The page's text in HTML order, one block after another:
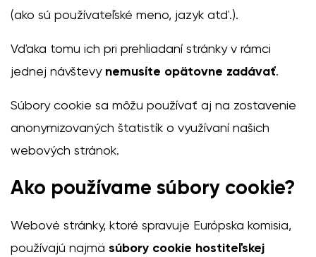
(ako sú používateľské meno, jazyk atď.).
Vďaka tomu ich pri prehliadaní stránky v rámci
jednej návštevy nemusíte opätovne zadávať.
Súbory cookie sa môžu používať aj na zostavenie
anonymizovaných štatistík o využívaní našich
webových stránok.
Ako používame súbory cookie?
Webové stránky, ktoré spravuje Európska komisia,
používajú najmä súbory cookie hostiteľskej